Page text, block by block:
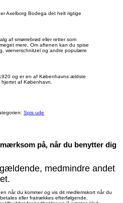
Axelborg Bodega det helt rigtige
af smørrebrød eller retter som
mere. Om aftenen kan du spise
wienerschnitzel og andre populære
og er en af Københavns ældste
af København.
Spis ude
på, når du benytter dig
medmindre andet
når du kommer og vis dit medlemskort når du
eller fratrækkes efterfølgende.